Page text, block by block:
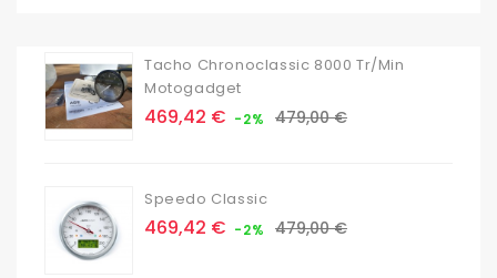
Tacho Chronoclassic 8000 Tr/min
Motogadget
Prix
469,42 € -2% Prix
479,00 €
Speedo Classic
Prix
469,42 € -2% Prix
479,00 €